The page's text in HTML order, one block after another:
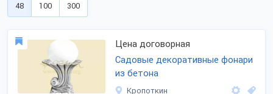
48 100 300
Цена договорная
Садовые декоративные фонари
из бетона
Кропоткин